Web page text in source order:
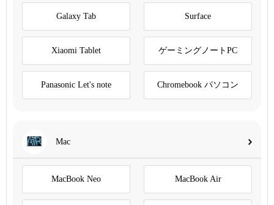
Galaxy Tab Surface
Xiaomi Tablet ゲーミングノートPC
Panasonic Let's note Chromebook パソコン
Mac
MacBook Neo MacBook Air